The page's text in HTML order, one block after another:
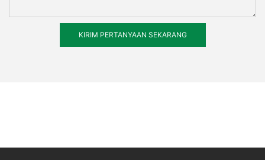
KIRIM PERTANYAAN SEKARANG